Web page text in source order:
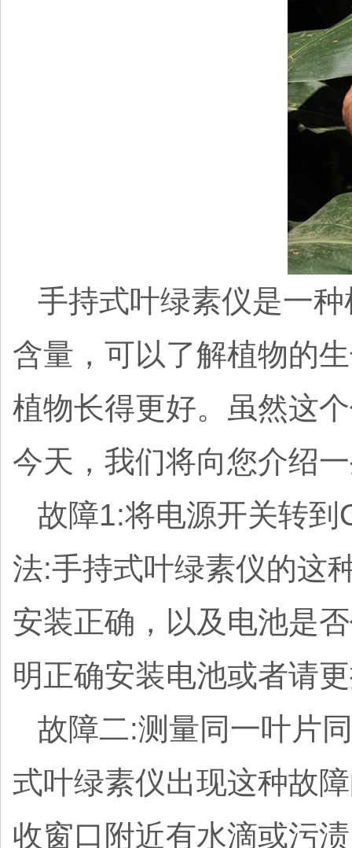
手持式叶绿素仪是一
含量，可以了解植物的
植物长得更好。虽然这
今天，我们将向您介绍
故障1:将电源开关转
法:手持式叶绿素仪的这
安装正确，以及电池是
明正确安装电池或者请
故障二:测量同一叶片
式叶绿素仪出现这种故
收窗口附近有水滴或污